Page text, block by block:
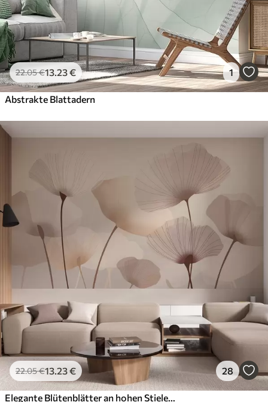
22.05€13 .23€ 1
Abstrakte Blattadern
22.05€13 .23€ 28